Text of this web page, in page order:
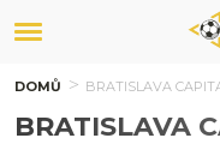
DOMŮ BRATISLAVA
BRATISLAVA